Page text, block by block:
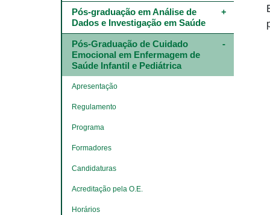
Pós-graduação em Análise de
Dados e Investigação em Saúde
Pós-Graduação de Cuidado
Emocional em Enfermagem de
Saúde Infantil e Pediátrica
Apresentação
Regulamento
Programa
Formadores
Candidaturas
Acreditação pela O.E.
Horários